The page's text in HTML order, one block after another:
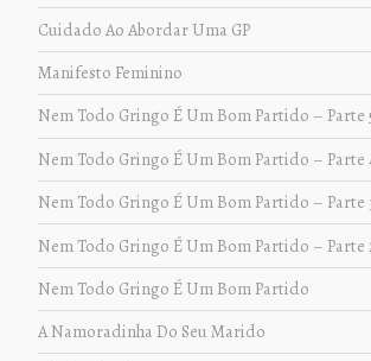
Cuidado Ao Abordar Uma GP
Manifesto Feminino
Nem Todo Gringo É Um Bom Partido – Parte
Nem Todo Gringo É Um Bom Partido – Parte
Nem Todo Gringo É Um Bom Partido – Parte
Nem Todo Gringo É Um Bom Partido – Parte
Nem Todo Gringo É Um Bom Partido
A Namoradinha Do Seu Marido